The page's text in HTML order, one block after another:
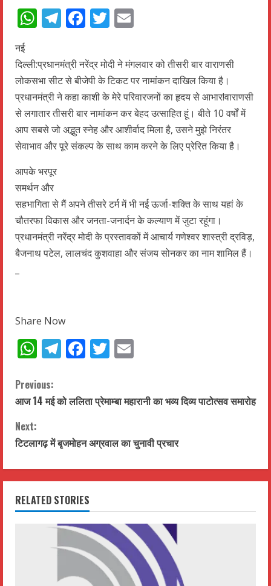
WhatsApp
Telegram
Facebook
Twitter
नई
दिल्ली:प्रधानमंत्री नरेंद्र मोदी ने मंगलवार को तीसरी बार वाराणसी
लोकसभा सीट से बीजेपी के टिकट पर नामांकन दाखिल किया है।
प्रधानमंत्री ने कहा काशी के मेरे परिवारजनों का हृदय से आभार!वाराणसी
से लगातार तीसरी बार नामांकन कर बेहद उत्साहित हूं। बीते 10 वर्षों में
आप सबसे जो अद्भुत स्नेह और आशीर्वाद मिला है, उसने मुझे निरंतर
सेवाभाव और पूरे संकल्प के साथ काम करने के लिए प्रेरित किया है।
आपके भरपूर
समर्थन और
सहभागिता से मैं अपने तीसरे टर्म में भी नई ऊर्जा-शक्ति के साथ यहां के
चौतरफा विकास और जनता-जनार्दन के कल्याण में जुटा रहूंगा।
प्रधानमंत्री नरेंद्र मोदी के प्रस्तावकों में आचार्य गणेश्वर शास्त्री द्रविड़,
बैजनाथ पटेल, लालचंद कुशवाहा और संजय सोनकर का नाम शामिल हैं।
Share Now
WhatsApp
Telegram
Facebook
Twitter
C
o
n
t
i
n
Previous:
आज 14 मई को ललिता प्रेमाम्बा महारानी का भव्य दिव्य पाटोत्सव समारोह
Next:
टिटलागढ़ में बृजमोहन अग्रवाल का चुनावी प्रचार
RELATED STORIES